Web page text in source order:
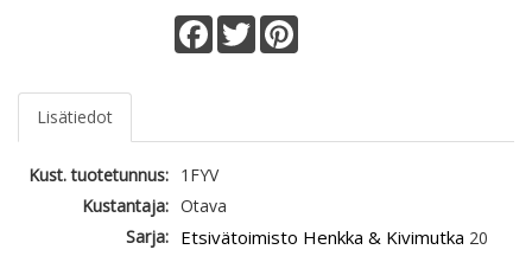
Facebook
Twitter
Lisätiedot
Kust. tuotetunnus: 1FYV
Kustantaja: Otava
Sarja: Etsivätoimisto Henkka & Kivimutka 20